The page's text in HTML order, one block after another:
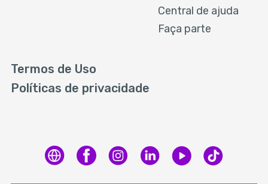
Central de ajuda
Faça parte
Termos de Uso
Políticas de privacidade